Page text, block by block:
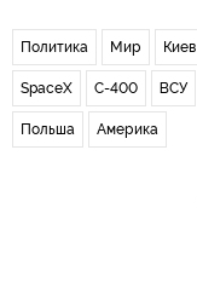
Политика Мир Киев
SpaceX С-400 ВСУ
Польша Америка